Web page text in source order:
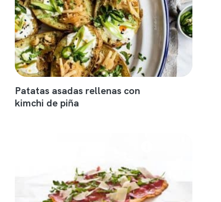
Patatas asadas rellenas con
kimchi de piña